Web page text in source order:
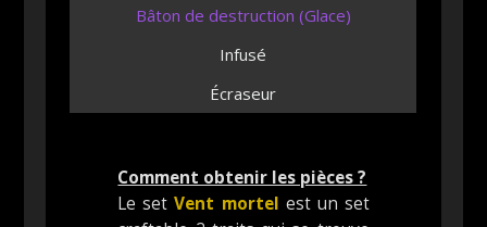
Bâton de destruction (Glace)
Infusé
Écraseur
Comment obtenir les pièces ?
Le setVent mortel est un set